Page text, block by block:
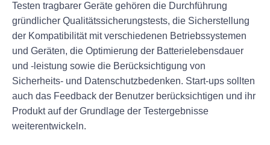
Testen tragbarer Geräte gehören die Durchführung
gründlicher Qualitätssicherungstests, die Sicherstellung
der Kompatibilität mit verschiedenen Betriebssystemen
und Geräten, die Optimierung der Batterielebensdauer
und -leistung sowie die Berücksichtigung von
Sicherheits- und Datenschutzbedenken. Start-ups sollten
auch das Feedback der Benutzer berücksichtigen und ihr
Produkt auf der Grundlage der Testergebnisse
weiterentwickeln.